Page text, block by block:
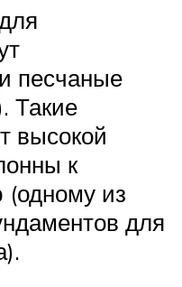
песчаные
Такие
высокой
к
из
для